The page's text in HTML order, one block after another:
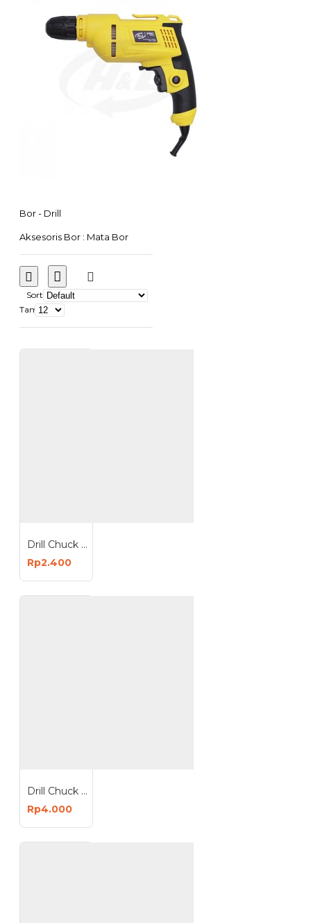
Bor - Drill
Aksesoris Bor : Mata Bor
Sort
Tampilkan:
Drill Chuck Key 10 mm - Kunci Mata Bor Listrik 10 mm
Rp2.400
Drill Chuck Key 13 mm - Kunci Kepala Bor 13mm
Rp4.000